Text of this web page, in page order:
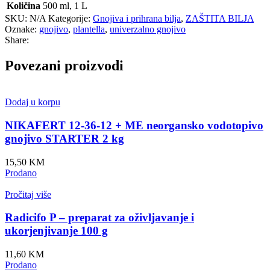
Količina 500 ml, 1 L
SKU: N/A Kategorije: Gnojiva i prihrana bilja, ZAŠTITA BILJA
Oznake: gnojivo, plantella, univerzalno gnojivo
Share:
Povezani proizvodi
Dodaj u korpu
NIKAFERT 12-36-12 + ME neorgansko vodotopivo
gnojivo STARTER 2 kg
15,50 KM
Prodano
Pročitaj više
Radicifo P – preparat za oživljavanje i
ukorjenjivanje 100 g
11,60 KM
Prodano